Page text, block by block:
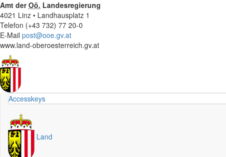
Amt derOö. Landesregierung
4021 Linz • Landhausplatz 1
Telefon (+43 732) 77 20-0
E-Mail post@ooe.gv.at
www.land-oberoesterreich.gv.at
Accesskeys
Land